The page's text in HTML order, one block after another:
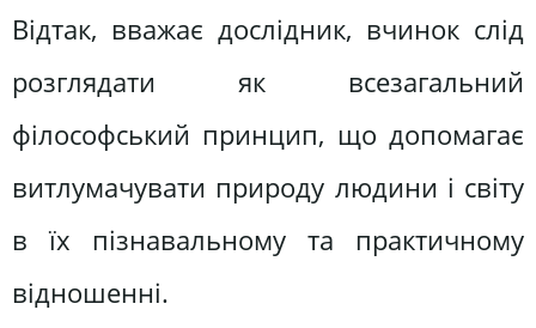
Відтак, вважає дослідник, вчинок слід
розглядати як всезагальний
філософський принцип, що допомагає
витлумачувати природу людини і світу
в їх пізнавальному та практичному
відношенні.